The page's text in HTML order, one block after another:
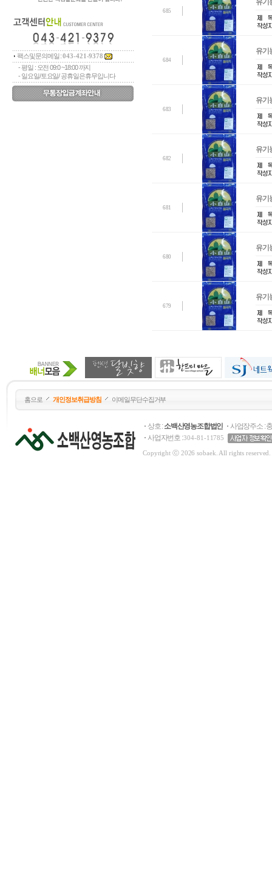
팩스및문의메일 :043-421-9378
- 평일 : 오전 09:0 ~18:00 까지
- 일요일/토요일/ 공휴일은휴무입니다
685
유기
684
유기
683
유기
682
유기
681
유기
680
유기
679
유기
홈으로 개인정보취급방침 이메일무단수집거부
상호 :소백산영농조합법인
사업장주소 :
사업자번호 :304-81-11785
Copyright ⓒ 2026 sobaek. All rights